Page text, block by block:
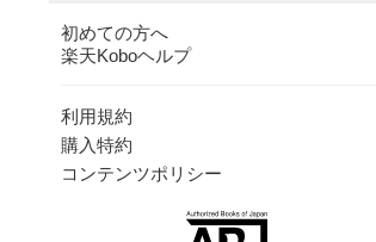
初めての方へ
楽天Koboヘルプ
利用規約
購入特約
コンテンツポリシー